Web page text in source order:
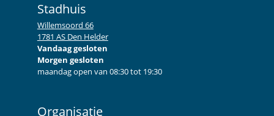
Stadhuis
Willemsoord 66
1781 AS Den Helder
Vandaag gesloten
Morgen gesloten
maandag open van 08:30 tot 19:30
Organisatie